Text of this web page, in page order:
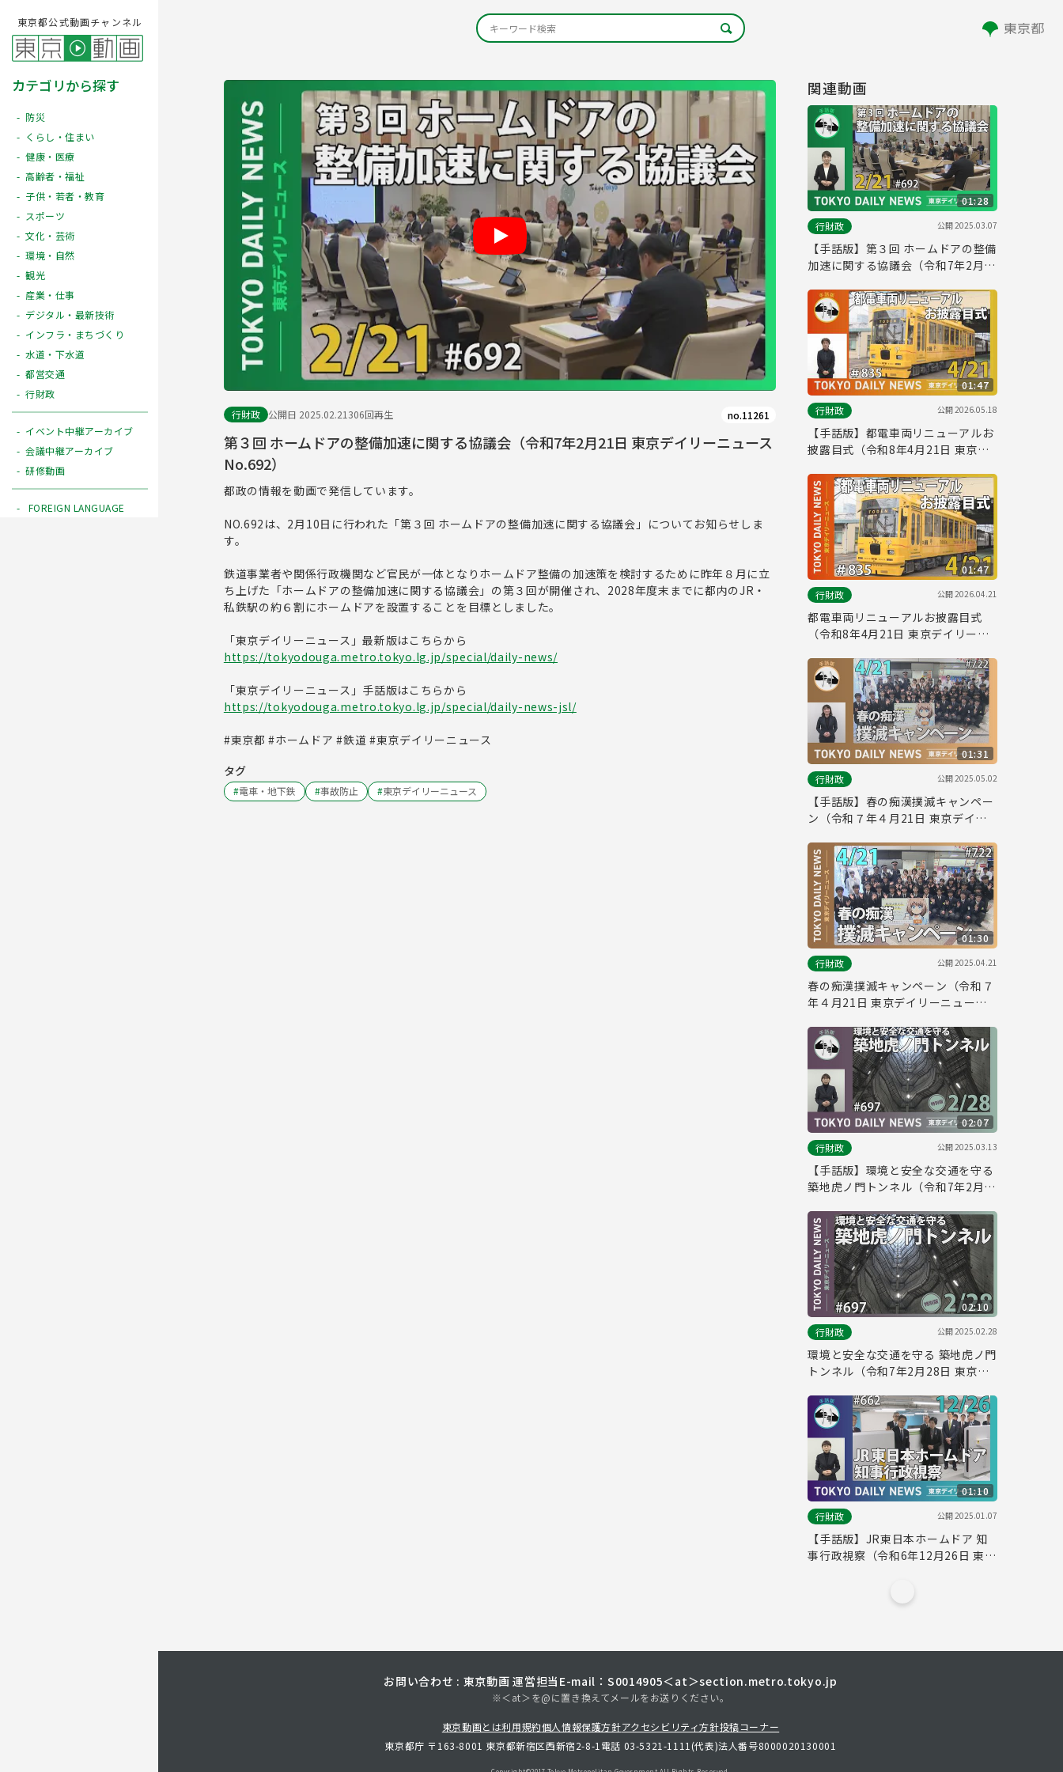
東京都公式動画チャンネル
カテゴリから探す
防災
くらし・住まい
健康・医療
高齢者・福祉
子供・若者・教育
スポーツ
文化・芸術
環境・自然
観光
産業・仕事
デジタル・最新技術
インフラ・まちづくり
水道・下水道
都営交通
行財政
イベント中継アーカイブ
会議中継アーカイブ
研修動画
FOREIGN LANGUAGE
Play
行財政 公開日 2025.02.21 306回再生 no.11261
第３回 ホームドアの整備加速に関する協議会（令和7年2月21日 東京デイリーニュース
No.692）
都政の情報を動画で発信しています。
NO.692は、2月10日に行われた「第３回 ホームドアの整備加速に関する協議会」についてお知らせしま
す。
鉄道事業者や関係行政機関など官民が一体となりホームドア整備の加速策を検討するために昨年８月に立
ち上げた「ホームドアの整備加速に関する協議会」の第３回が開催され、2028年度末までに都内のJR・
私鉄駅の約６割にホームドアを設置することを目標としました。
「東京デイリーニュース」最新版はこちらから
https://tokyodouga.metro.tokyo.lg.jp/special/daily-news/
「東京デイリーニュース」手話版はこちらから
https://tokyodouga.metro.tokyo.lg.jp/special/daily-news-jsl/
#東京都 #ホームドア #鉄道 #東京デイリーニュース
タグ
#電車・地下鉄 #事故防止 #東京デイリーニュース
関連動画
01:28
行財政
公開2025.03.07
【手話版】第３回 ホームドアの整備
加速に関する協議会（令和7年2月
No.692）
01:47
行財政
公開2026.05.18
【手話版】都電車両リニューアルお
披露目式（令和8年4月21日 東京デ
01:47
行財政
公開2026.04.21
都電車両リニューアルお披露目式
（令和8年4月21日 東京デイリーニ
01:31
行財政
公開2025.05.02
【手話版】春の痴漢撲滅キャンペー
ン（令和７年４月21日 東京デイリ
01:30
行財政
公開2025.04.21
春の痴漢撲滅キャンペーン（令和７
年４月21日 東京デイリーニュース
02:07
行財政
公開2025.03.13
【手話版】環境と安全な交通を守る
築地虎ノ門トンネル（令和7年2月
版）
02:10
行財政
公開2025.02.28
環境と安全な交通を守る 築地虎ノ門
トンネル（令和7年2月28日 東京デ
01:10
行財政
公開2025.01.07
【手話版】JR東日本ホームドア 知
事行政視察（令和6年12月26日 東京
お問い合わせ : 東京動画 運営担当 E-mail：S0014905＜at＞section.metro.tokyo.jp
※＜at＞を@に置き換えてメールをお送りください。
東京動画とは利用規約個人情報保護方針アクセシビリティ方針投稿コーナー
東京都庁 〒163-8001 東京都新宿区西新宿2-8-1 電話 03-5321-1111(代表)法人番号8000020130001